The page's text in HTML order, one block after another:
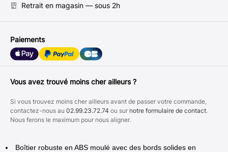
Retrait en magasin — sous 2h
Paiements
Vous avez trouvé moins cher ailleurs ?
Si vous trouvez moins cher ailleurs avant de passer votre commande,
contactez-nous au 02.99.23.72.74 ou sur notre formulaire de contact.
Nous ferons le maximum pour nous aligner.
Boîtier robuste en ABS moulé avec des bords solides en